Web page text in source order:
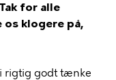
for alle
klogere på,
rigtig godt tænke